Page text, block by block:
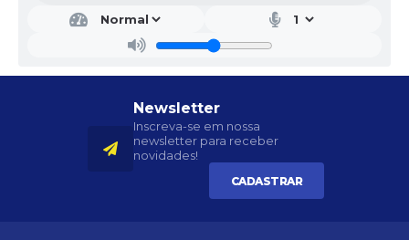
Newsletter
Inscreva-se em nossa
newsletter para receber
novidades!
CADASTRAR